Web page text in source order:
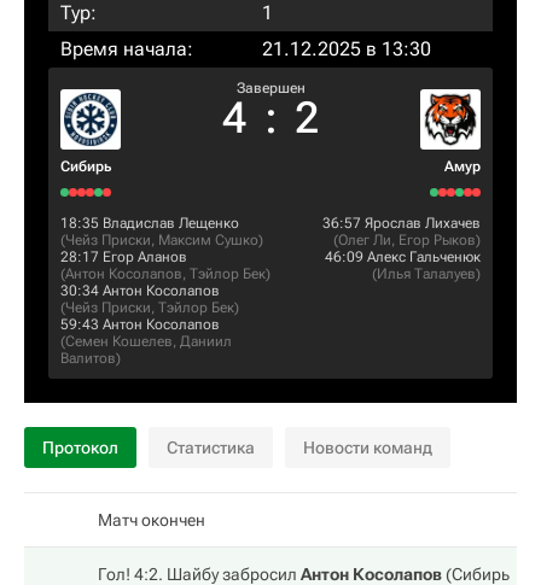
Тур:
1
Время начала:
21.12.2025 в 13:30
Сибирь
Завершен
4 : 2
Амур
18:35 Владислав Лещенко
(Чейз Приски, Максим Сушко)
28:17 Егор Аланов
(Антон Косолапов, Тэйлор Бек)
30:34 Антон Косолапов
(Чейз Приски, Тэйлор Бек)
59:43 Антон Косолапов
(Семен Кошелев, Даниил
Валитов)
36:57 Ярослав Лихачев
(Олег Ли, Егор Рыков)
46:09 Алекс Гальченюк
(Илья Талалуев)
Протокол Статистика Новости команд
Матч окончен
Гол! 4:2. Шайбу забросил Антон Косолапов(Сибирь